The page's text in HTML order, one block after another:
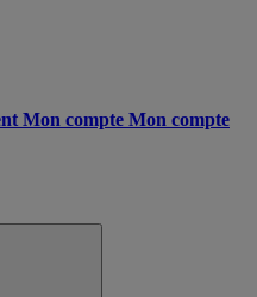
Mon compte Mon compte